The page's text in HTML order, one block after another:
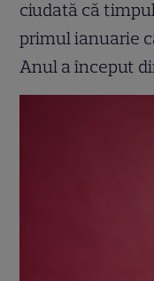
ciudată că
primul ianuarie
Anul a început